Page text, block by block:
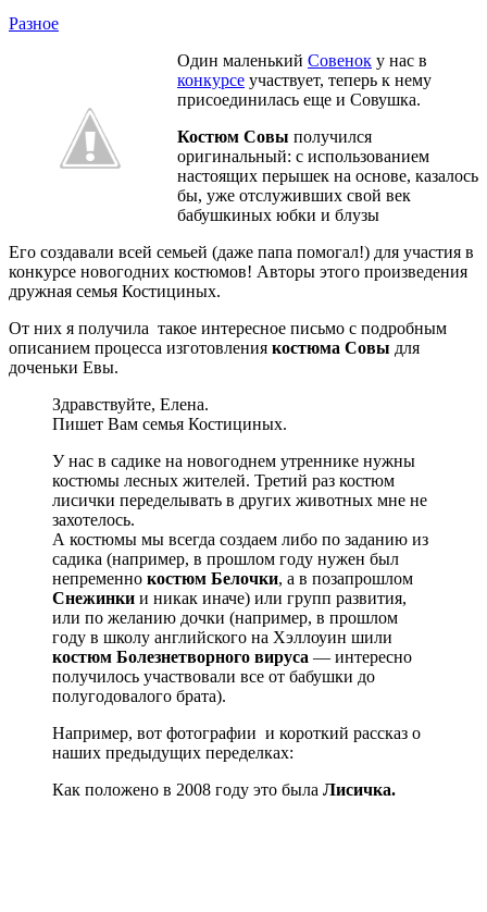
Разное
Один маленький Совенок у нас в
конкурсе участвует, теперь к нему
присоединилась еще и Совушка.
Костюм Совы получился
оригинальный: с использованием
настоящих перышек на основе, казалось
бы, уже отслуживших свой век
бабушкиных юбки и блузы
Его создавали всей семьей (даже папа помогал!) для участия в
конкурсе новогодних костюмов! Авторы этого произведения
дружная семья Костициных.
От них я получила такое интересное письмо с подробным
описанием процесса изготовления костюма Совы для
доченьки Евы.
Здравствуйте, Елена.
Пишет Вам семья Костициных.
У нас в садике на новогоднем утреннике нужны
костюмы лесных жителей. Третий раз костюм
лисички переделывать в других животных мне не
захотелось.
А костюмы мы всегда создаем либо по заданию из
садика (например, в прошлом году нужен был
непременно костюм Белочки, а в позапрошлом
Снежинки и никак иначе) или групп развития,
или по желанию дочки (например, в прошлом
году в школу английского на Хэллоуин шили
костюм Болезнетворного вируса — интересно
получилось участвовали все от бабушки до
полугодовалого брата).
Например, вот фотографии и короткий рассказ о
наших предыдущих переделках:
Как положено в 2008 году это была Лисичка.